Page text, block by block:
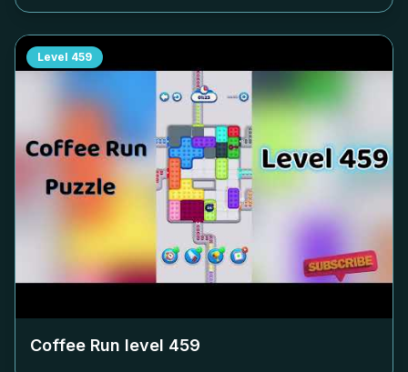
Level 459
Coffee Run level 459